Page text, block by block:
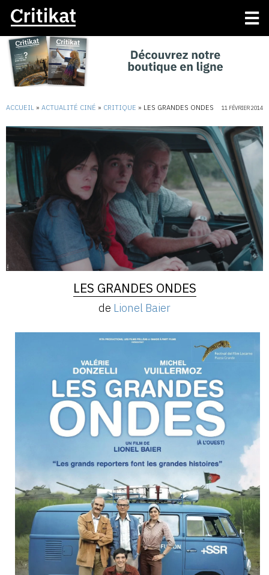
ACCUEIL » ACTUALITÉ CINÉ » CRITIQUE » LES GRANDES ONDES 11 FÉVRIER 2014
LES GRANDES ONDES
de Lionel Baier